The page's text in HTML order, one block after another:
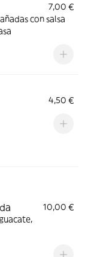
7,00 €
con salsa
4,50 €
10,00 €